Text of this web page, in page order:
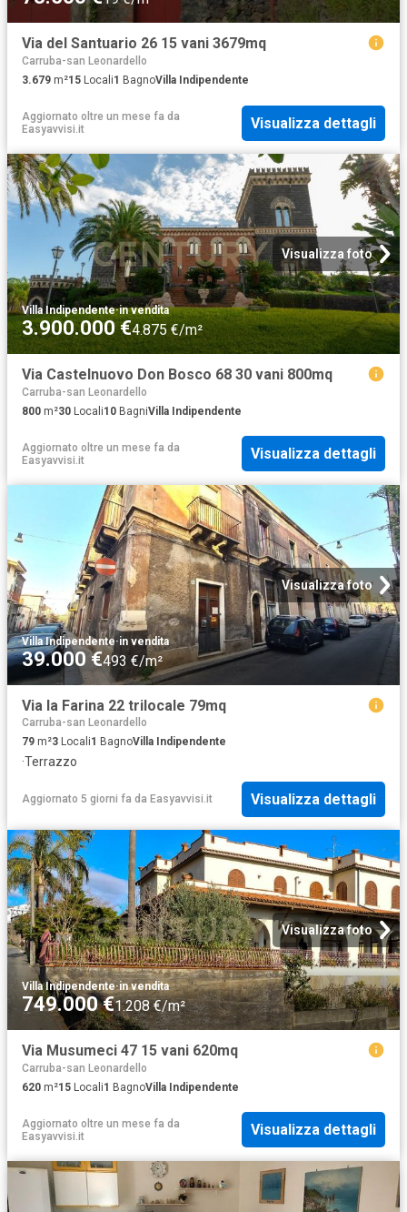
Via del Santuario 26 15 vani 3679mq
Carruba-san Leonardello
3.679 m²15 Locali1 BagnoVilla Indipendente
Aggiornato oltre un mese fa da
Easyavvisi.it
Visualizza dettagli
Visualizza foto
Villa Indipendente·in vendita
3.900.000 €4.875 €/m²
Via Castelnuovo Don Bosco 68 30 vani 800mq
Carruba-san Leonardello
800 m²30 Locali10 BagniVilla Indipendente
Aggiornato oltre un mese fa da
Easyavvisi.it
Visualizza dettagli
Visualizza foto
Villa Indipendente·in vendita
39.000 €493 €/m²
Via la Farina 22 trilocale 79mq
Carruba-san Leonardello
79 m²3 Locali1 BagnoVilla Indipendente
·Terrazzo
Aggiornato 5 giorni fa da Easyavvisi.it Visualizza dettagli
Visualizza foto
Villa Indipendente·in vendita
749.000 €1.208 €/m²
Via Musumeci 47 15 vani 620mq
Carruba-san Leonardello
620 m²15 Locali1 BagnoVilla Indipendente
Aggiornato oltre un mese fa da
Easyavvisi.it
Visualizza dettagli